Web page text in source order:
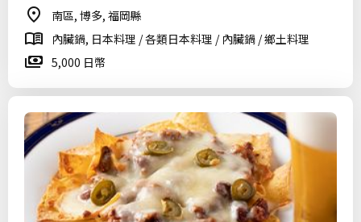
南區, 博多, 福岡縣
內臟鍋, 日本料理 / 各類日本料理 / 內臟鍋 / 鄉土料理
5,000 日幣